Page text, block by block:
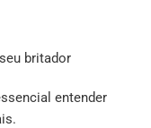
britador
entender